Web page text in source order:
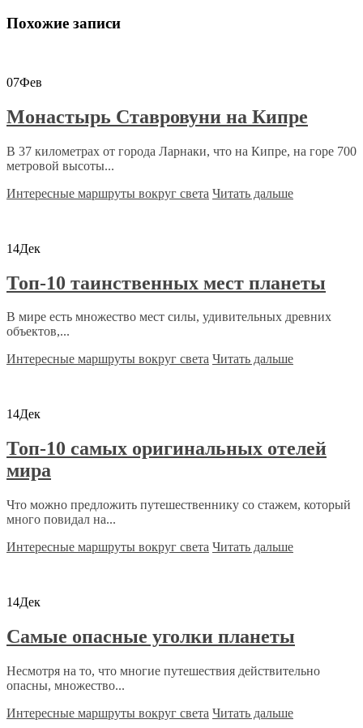
Похожие записи
07Фев
Монастырь Ставровуни на Кипре
В 37 километрах от города Ларнаки, что на Кипре, на горе 700
метровой высоты...
Интересные маршруты вокруг света Читать дальше
14Дек
Топ-10 таинственных мест планеты
В мире есть множество мест силы, удивительных древних
объектов,...
Интересные маршруты вокруг света Читать дальше
14Дек
Топ-10 самых оригинальных отелей
мира
Что можно предложить путешественнику со стажем, который
много повидал на...
Интересные маршруты вокруг света Читать дальше
14Дек
Самые опасные уголки планеты
Несмотря на то, что многие путешествия действительно
опасны, множество...
Интересные маршруты вокруг света Читать дальше